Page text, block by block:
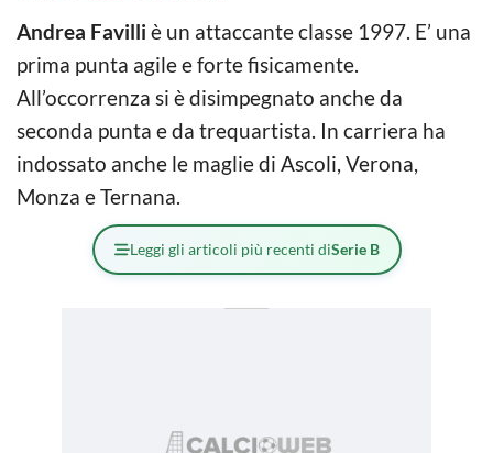
Andrea Favilli è un attaccante classe 1997. E’ una
prima punta agile e forte fisicamente.
All’occorrenza si è disimpegnato anche da
seconda punta e da trequartista. In carriera ha
indossato anche le maglie di Ascoli, Verona,
Monza e Ternana.
Leggi gli articoli più recenti diSerie B